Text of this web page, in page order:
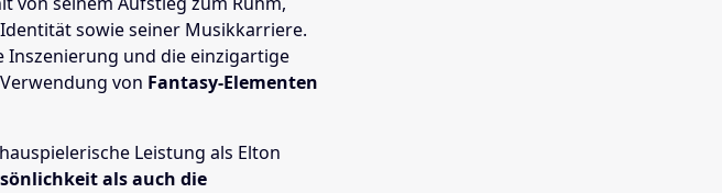
sowie seiner Musikkarriere.
Inszenierung und die einzigartige
von Fantasy-Elementen
Leistung als Elton
als auch die